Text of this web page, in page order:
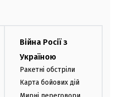
Війна Росії з
Україною
Ракетні обстріли
Карта бойових дій